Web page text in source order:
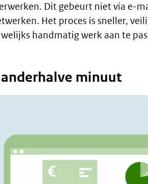
Dit gebeurt niet via e-
Het proces is sneller,
handmatig werk aan te
minuut